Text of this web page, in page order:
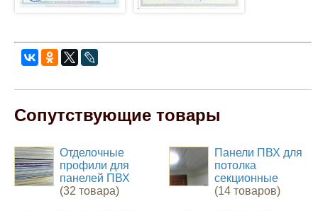
Сопутствующие товары
Отделочные
профили для
панелей ПВХ
(32 товара)
Панели ПВХ для
потолка
секционные
(14 товаров)